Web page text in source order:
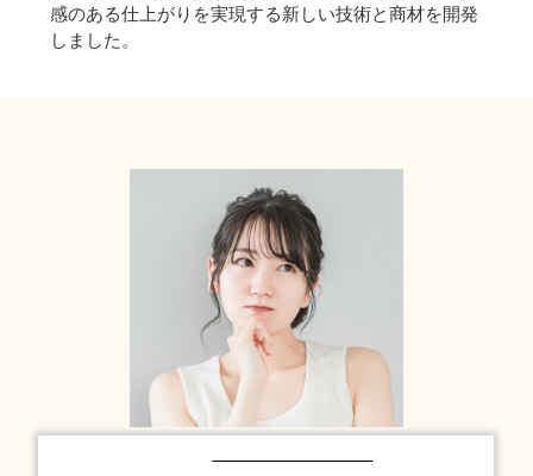
感のある仕上がりを実現する新しい技術と商材を開発
しました。